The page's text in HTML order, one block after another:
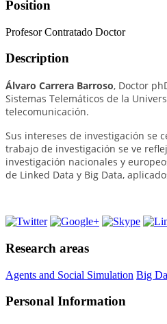
Position
Profesor Contratado Doctor
Description
Álvaro Carrera Barroso, Doctor
Sistemas Telemáticos de la
telecomunicación.
Sus intereses de investigación se
trabajo de investigación se ve
investigación nacionales y
de Linked Data y Big Data,
Research areas
Agents and Social Simulation Big
Personal Information